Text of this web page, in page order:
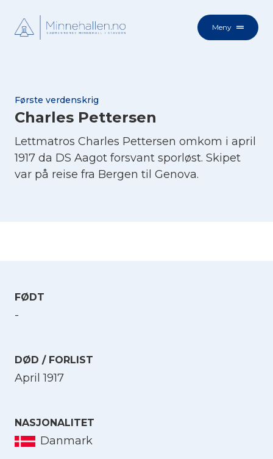
Meny
Første verdenskrig
Charles Pettersen
Lettmatros Charles Pettersen omkom i april
1917 da DS Aagot forsvant sporløst. Skipet
var på reise fra Bergen til Genova.
FØDT
-
DØD / FORLIST
April 1917
NASJONALITET
Danmark